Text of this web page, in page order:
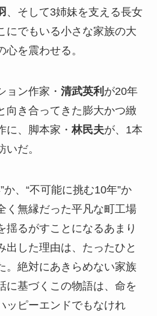
、そして3姉妹を支える長女
にでもいる小さな家族の大
を震わせる。
ョン作家・ 清武英利 が20年
向き合ってきた膨大かつ緻
に、脚本家・林民夫が、1本
だ。
か、“不可能に挑む10年”か
無縁だった平凡な町工場
揺るがすことになるあまり
出した理由は、たったひと
。絶対にあきらめない家族
に基づくこの物語は、命を
ッピーエンドでもなけれ